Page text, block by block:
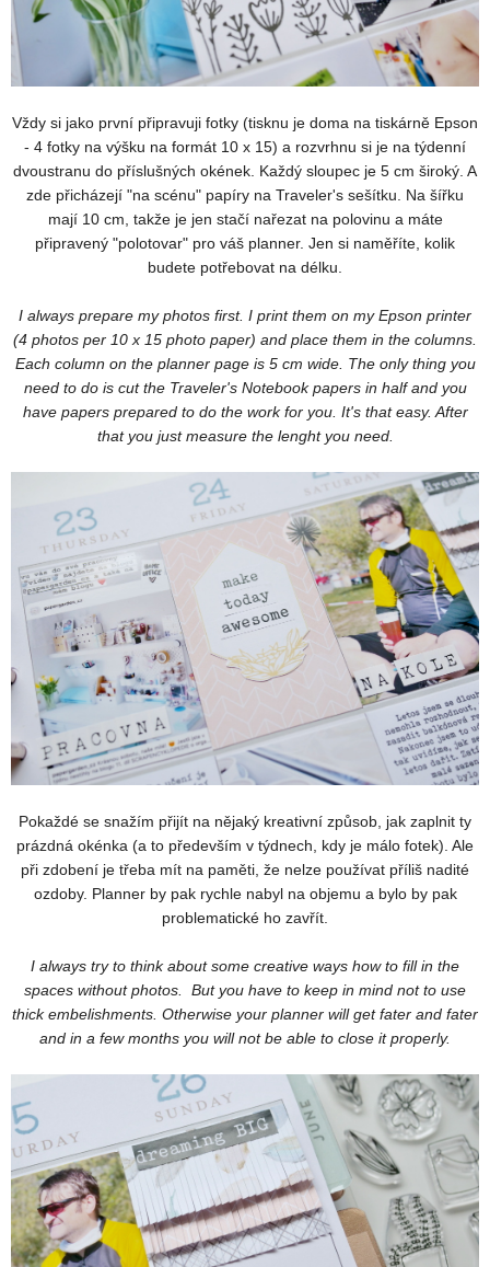
Vždy si jako první připravuji fotky (tisknu je doma na tiskárně Epson
- 4 fotky na výšku na formát 10 x 15) a rozvrhnu si je na týdenní
dvoustranu do příslušných okének. Každý sloupec je 5 cm široký. A
zde přicházejí "na scénu" papíry na Traveler's sešítku. Na šířku
mají 10 cm, takže je jen stačí nařezat na polovinu a máte
připravený "polotovar" pro váš planner. Jen si naměříte, kolik
budete potřebovat na délku.
I always prepare my photos first. I print them on my Epson printer
(4 photos per 10 x 15 photo paper) and place them in the columns.
Each column on the planner page is 5 cm wide. The only thing you
need to do is cut the Traveler's Notebook papers in half and you
have papers prepared to do the work for you. It's that easy. After
that you just measure the lenght you need.
Pokaždé se snažím přijít na nějaký kreativní způsob, jak zaplnit ty
prázdná okénka (a to především v týdnech, kdy je málo fotek). Ale
při zdobení je třeba mít na paměti, že nelze používat příliš nadité
ozdoby. Planner by pak rychle nabyl na objemu a bylo by pak
problematické ho zavřít.
I always try to think about some creative ways how to fill in the
spaces without photos. But you have to keep in mind not to use
thick embelishments. Otherwise your planner will get fater and fater
and in a few months you will not be able to close it properly.